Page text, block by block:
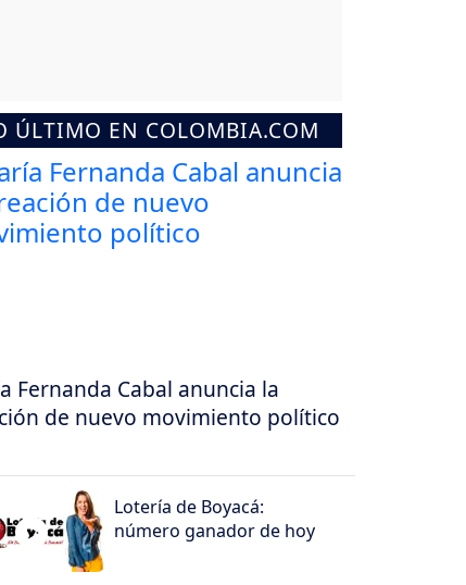
ÚLTIMO EN COLOMBIA.COM
Fernanda Cabal anuncia la
de nuevo movimiento político
Lotería de Boyacá:
número ganador de hoy